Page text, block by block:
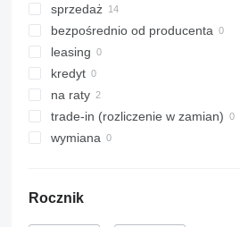
sprzedaż
bezpośrednio od producenta
leasing
kredyt
na raty
trade-in (rozliczenie w zamian)
wymiana
Rocznik